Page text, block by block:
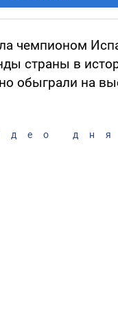
чемпионом
страны в
обыграли на
дня